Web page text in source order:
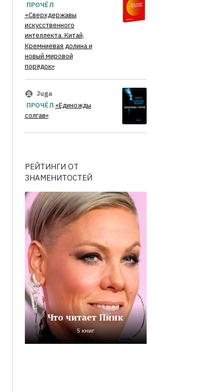
ПРОЧЁЛ
«Сверхдержавы
искусственного
интеллекта. Китай,
Кремниевая долина и
новый мировой
порядок»
Juga
ПРОЧЁЛ «Единожды
солгав»
РЕЙТИНГИ ОТ
ЗНАМЕНИТОСТЕЙ
Что читает Пинк
5 книг